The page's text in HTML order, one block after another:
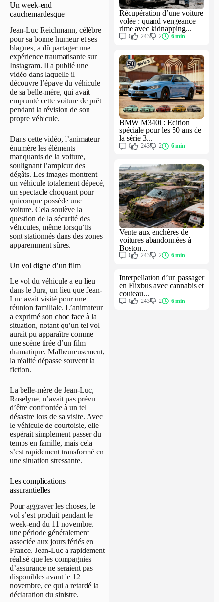
Un week-end
cauchemardesque
Jean-Luc Reichmann, célèbre
pour sa bonne humeur et ses
blagues, a dû partager une
expérience traumatisante sur
Instagram. Il a publié une
vidéo dans laquelle il
découvre l’épave du véhicule
de sa belle-mère, qui avait
emprunté cette voiture de prêt
pendant la révision de son
propre véhicule.
Dans cette vidéo, l’animateur
énumère les éléments
manquants de la voiture,
soulignant l’ampleur des
dégâts. Les images montrent
un véhicule totalement dépecé,
un spectacle choquant pour
quiconque possède une
voiture. Cela soulève la
question de la sécurité des
véhicules, même lorsqu’ils
sont stationnés dans des zones
apparemment sûres.
Un vol digne d’un film
Le vol du véhicule a eu lieu
dans le Jura, un lieu que Jean-
Luc avait visité pour une
réunion familiale. L’animateur
a exprimé son choc face à la
situation, notant qu’un tel vol
aurait pu apparaître comme
une scène tirée d’un film
dramatique. Malheureusement,
la réalité dépasse souvent la
fiction.
La belle-mère de Jean-Luc,
Roselyne, n’avait pas prévu
d’être confrontée à un tel
désastre lors de sa visite. Avec
le véhicule de courtoisie, elle
espérait simplement passer du
temps en famille, mais cela
s’est rapidement transformé en
une situation stressante.
Les complications
assurantielles
Pour aggraver les choses, le
vol s’est produit pendant le
week-end du 11 novembre,
une période généralement
associée aux jours fériés en
France. Jean-Luc a rapidement
réalisé que les compagnies
d’assurance ne seraient pas
disponibles avant le 12
novembre, ce qui a retardé la
déclaration du sinistre.
Récupération d’une voiture
volée : quand vengeance
rime avec kidnapping...
0 243 2 6 min
BMW M340i : Édition
spéciale pour les 50 ans de
la série 3...
0 243 2 6 min
Vente aux enchères de
voitures abandonnées à
Boston...
0 243 2 6 min
Interpellation d’un passager
en Flixbus avec cannabis et
couteau...
0 243 2 6 min